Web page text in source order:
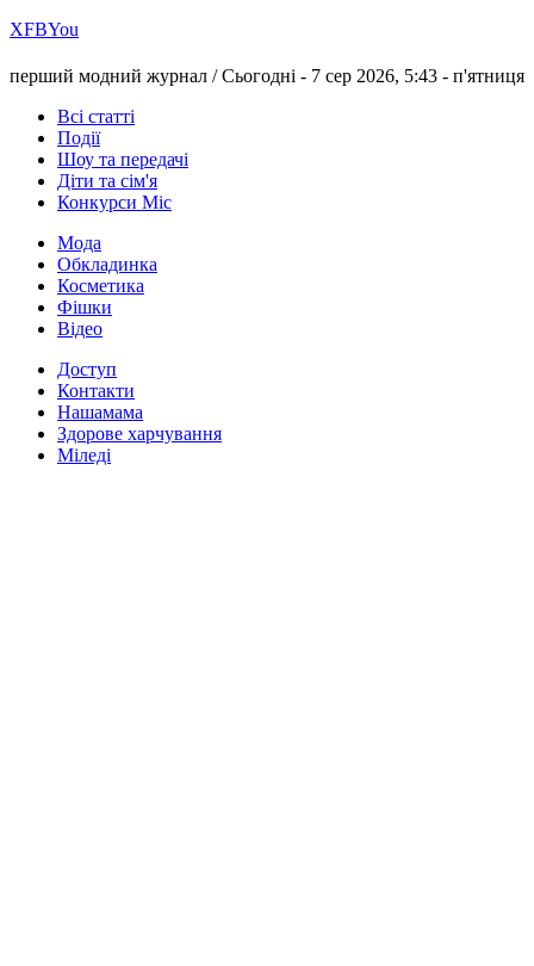
ХFBYou
перший модний журнал /Сьогодні - 7 сер 2026, 5:43 - п'ятниця
Всі статті
Події
Шоу та передачі
Діти та сім'я
Конкурси Міс
Мода
Обкладинка
Косметика
Фішки
Відео
Доступ
Контакти
Нашамама
Здорове харчування
Міледі